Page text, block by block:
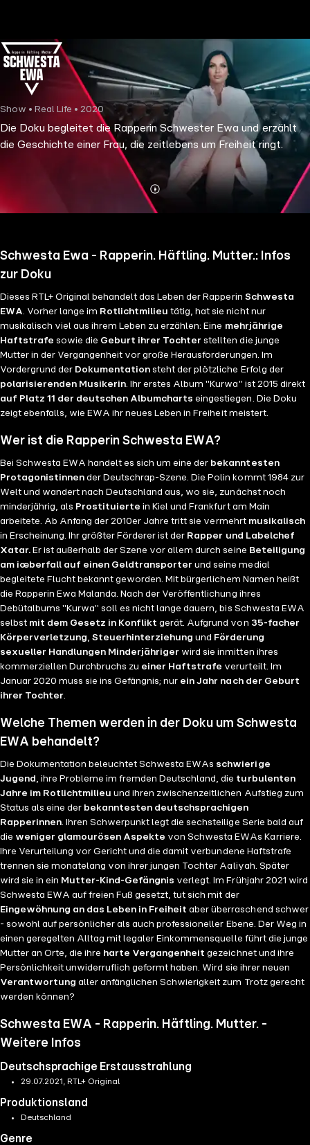
page
Show • Real Life • 2020
Die Doku begleitet die Rapperin Schwester Ewa und erzählt
die Geschichte einer Frau, die zeitlebens um Freiheit ringt.
Mehr
Details
Schwesta Ewa - Rapperin. Häftling. Mutter.: Infos
zur Doku
Dieses RTL+ Original behandelt das Leben der Rapperin Schwesta
EWA. Vorher lange im Rotlichtmilieu tätig, hat sie nicht nur
musikalisch viel aus ihrem Leben zu erzählen: Eine mehrjährige
Haftstrafe sowie die Geburt ihrer Tochter stellten die junge
Mutter in der Vergangenheit vor große Herausforderungen. Im
Vordergrund der Dokumentation steht der plötzliche Erfolg der
polarisierenden Musikerin. Ihr erstes Album "Kurwa" ist 2015 direkt
auf Platz 11 der deutschen Albumcharts eingestiegen. Die Doku
zeigt ebenfalls, wie EWA ihr neues Leben in Freiheit meistert.
Wer ist die Rapperin Schwesta EWA?
Bei Schwesta EWA handelt es sich um eine der bekanntesten
Protagonistinnen der Deutschrap-Szene. Die Polin kommt 1984 zur
Welt und wandert nach Deutschland aus, wo sie, zunächst noch
minderjährig, als Prostituierte in Kiel und Frankfurt am Main
arbeitete. Ab Anfang der 2010er Jahre tritt sie vermehrt musikalisch
in Erscheinung. Ihr größter Förderer ist der Rapper und Labelchef
Xatar. Er ist außerhalb der Szene vor allem durch seine Beteiligung
am iœberfall auf einen Geldtransporter und seine medial
begleitete Flucht bekannt geworden. Mit bürgerlichem Namen heißt
die Rapperin Ewa Malanda. Nach der Veröffentlichung ihres
Debütalbums "Kurwa" soll es nicht lange dauern, bis Schwesta EWA
selbst mit dem Gesetz in Konflikt gerät. Aufgrund von 35-facher
Körperverletzung,Steuerhinterziehung und Förderung
sexueller Handlungen Minderjähriger wird sie inmitten ihres
kommerziellen Durchbruchs zu einer Haftstrafe verurteilt. Im
Januar 2020 muss sie ins Gefängnis; nur ein Jahr nach der Geburt
ihrer Tochter.
Welche Themen werden in der Doku um Schwesta
EWA behandelt?
Die Dokumentation beleuchtet Schwesta EWAs schwierige
Jugend , ihre Probleme im fremden Deutschland, die turbulenten
Jahre im Rotlichtmilieu und ihren zwischenzeitlichen Aufstieg zum
Status als eine der bekanntesten deutschsprachigen
Rapperinnen. Ihren Schwerpunkt legt die sechsteilige Serie bald auf
die weniger glamourösen Aspekte von Schwesta EWAs Karriere.
Ihre Verurteilung vor Gericht und die damit verbundene Haftstrafe
trennen sie monatelang von ihrer jungen Tochter Aaliyah. Später
wird sie in ein Mutter-Kind-Gefängnis verlegt. Im Frühjahr 2021 wird
Schwesta EWA auf freien Fuß gesetzt, tut sich mit der
Eingewöhnung an das Leben in Freiheit aber überraschend schwer
- sowohl auf persönlicher als auch professioneller Ebene. Der Weg in
einen geregelten Alltag mit legaler Einkommensquelle führt die junge
Mutter an Orte, die ihre harte Vergangenheit gezeichnet und ihre
Persönlichkeit unwiderruflich geformt haben. Wird sie ihrer neuen
Verantwortung aller anfänglichen Schwierigkeit zum Trotz gerecht
werden können?
Schwesta EWA - Rapperin. Häftling. Mutter. -
Weitere Infos
Deutschsprachige Erstausstrahlung
29.07.2021, RTL+ Original
Produktionsland
Deutschland
Genre